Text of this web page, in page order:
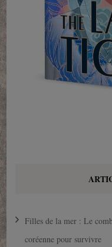
Filles de la mer : Le
coréenne pour survivre